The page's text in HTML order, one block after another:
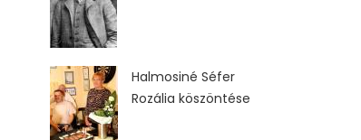
Halmosiné Séfer
Rozália köszöntése